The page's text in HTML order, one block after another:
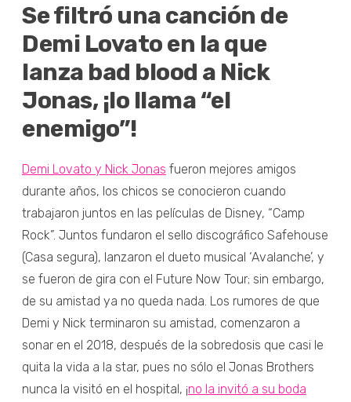
Se filtró una canción de
Demi Lovato en la que
lanza bad blood a Nick
Jonas, ¡lo llama “el
enemigo”!
Demi Lovato y Nick Jonas fueron mejores amigos
durante años, los chicos se conocieron cuando
trabajaron juntos en las películas de Disney, “Camp
Rock”. Juntos fundaron el sello discográfico Safehouse
(Casa segura), lanzaron el dueto musical ‘Avalanche’, y
se fueron de gira con el Future Now Tour; sin embargo,
de su amistad ya no queda nada. Los rumores de que
Demi y Nick terminaron su amistad, comenzaron a
sonar en el 2018, después de la sobredosis que casi le
quita la vida a la star, pues no sólo el Jonas Brothers
nunca la visitó en el hospital, ¡no la invitó a su boda